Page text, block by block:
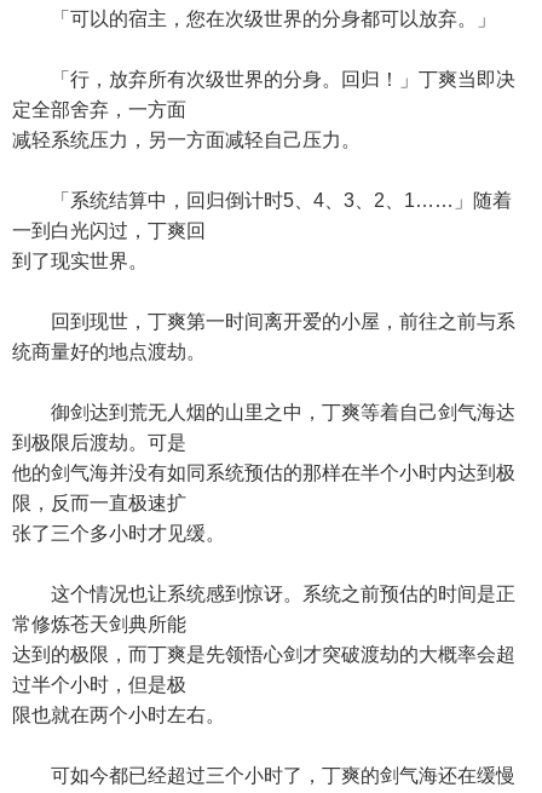
「可以的宿主，您在次级世界的分身都可以放弃。」
「行，放弃所有次级世界的分身。回归！」丁爽当即决
定全部舍弃，一方面
减轻系统压力，另一方面减轻自己压力。
「系统结算中，回归倒计时5、4、3、2、1……」随着
一到白光闪过，丁爽回
到了现实世界。
回到现世，丁爽第一时间离开爱的小屋，前往之前与系
统商量好的地点渡劫。
御剑达到荒无人烟的山里之中，丁爽等着自己剑气海达
到极限后渡劫。可是
他的剑气海并没有如同系统预估的那样在半个小时内达到极
限，反而一直极速扩
张了三个多小时才见缓。
这个情况也让系统感到惊讶。系统之前预估的时间是正
常修炼苍天剑典所能
达到的极限，而丁爽是先领悟心剑才突破渡劫的大概率会超
过半个小时，但是极
限也就在两个小时左右。
可如今都已经超过三个小时了，丁爽的剑气海还在缓慢